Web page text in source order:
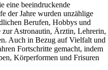
eine beeindruckende
der Jahre wurden unzählige
Berufen, Hobbys und
zur Astronautin, Ärztin, Lehrerin,
Auch in Bezug auf Vielfalt und
Fortschritte gemacht, indem
Körperformen und Frisuren